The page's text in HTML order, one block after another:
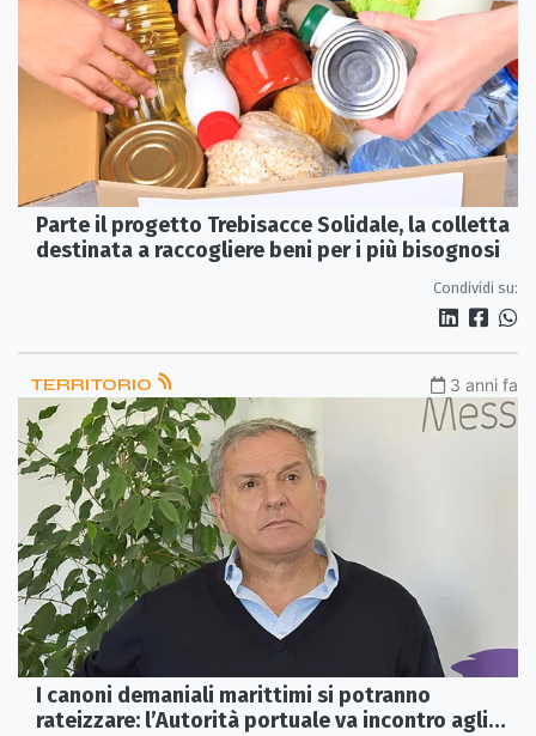
Parte il progetto Trebisacce Solidale, la colletta
destinata a raccogliere beni per i più bisognosi
Condividi su:
TERRITORIO 3 anni fa
I canoni demaniali marittimi si potranno
rateizzare: l’Autorità portuale va incontro agli